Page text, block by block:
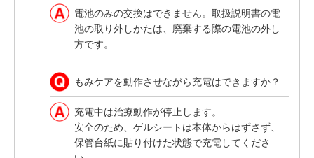
電池のみの交換はできません。取扱説明書の電
池の取り外しかたは、廃棄する際の電池の外し
方です。
もみケアを動作させながら充電はできますか？
充電中は治療動作が停止します。
安全のため、ゲルシートは本体からはずさず、
保管台紙に貼り付けた状態で充電してくださ